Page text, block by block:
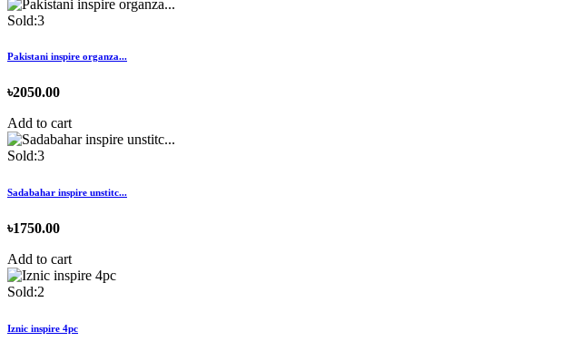
Sold:3
Pakistani inspire organza...
৳2050.00
Add to cart
Sold:3
Sadabahar inspire unstitc...
৳1750.00
Add to cart
Sold:2
Iznic inspire 4pc